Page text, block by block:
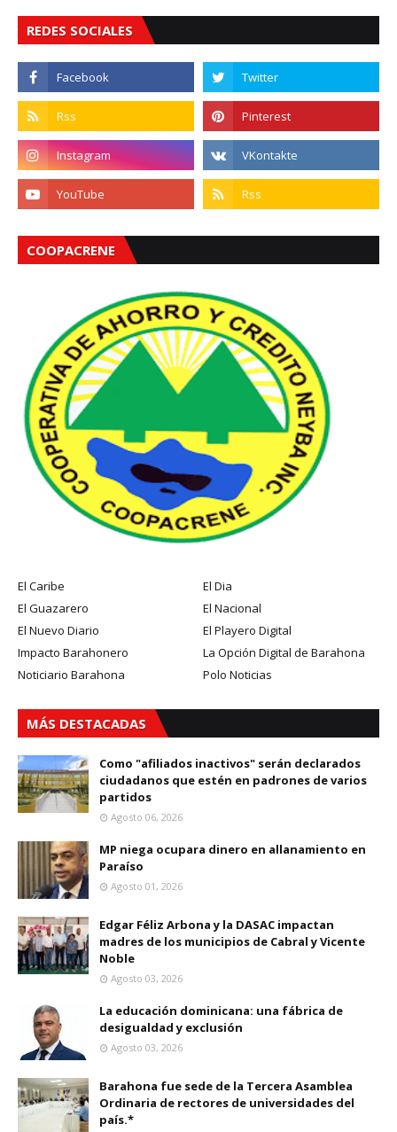
REDES SOCIALES
COOPACRENE
El Caribe
El Dia
El Guazarero
El Nacional
El Nuevo Diario
El Playero Digital
Impacto Barahonero
La Opción Digital de Barahona
Noticiario Barahona
Polo Noticias
MÁS DESTACADAS
Como "afiliados inactivos" serán declarados
ciudadanos que estén en padrones de varios
partidos
Agosto 06, 2026
MP niega ocupara dinero en allanamiento en
Paraíso
Agosto 01, 2026
Edgar Féliz Arbona y la DASAC impactan
madres de los municipios de Cabral y Vicente
Noble
Agosto 03, 2026
La educación dominicana: una fábrica de
desigualdad y exclusión
Agosto 03, 2026
Barahona fue sede de la Tercera Asamblea
Ordinaria de rectores de universidades del
país.*